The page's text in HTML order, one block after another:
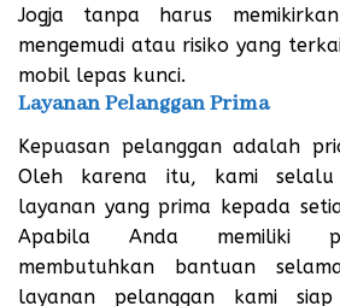
Jogja tanpa harus
mengemudi atau risiko yang
mobil lepas kunci.
Layanan Pelanggan Prima
Kepuasan pelanggan adalah
Oleh karena itu, kami selalu
layanan yang prima kepada
Apabila Anda memiliki
membutuhkan bantuan
layanan pelanggan kami